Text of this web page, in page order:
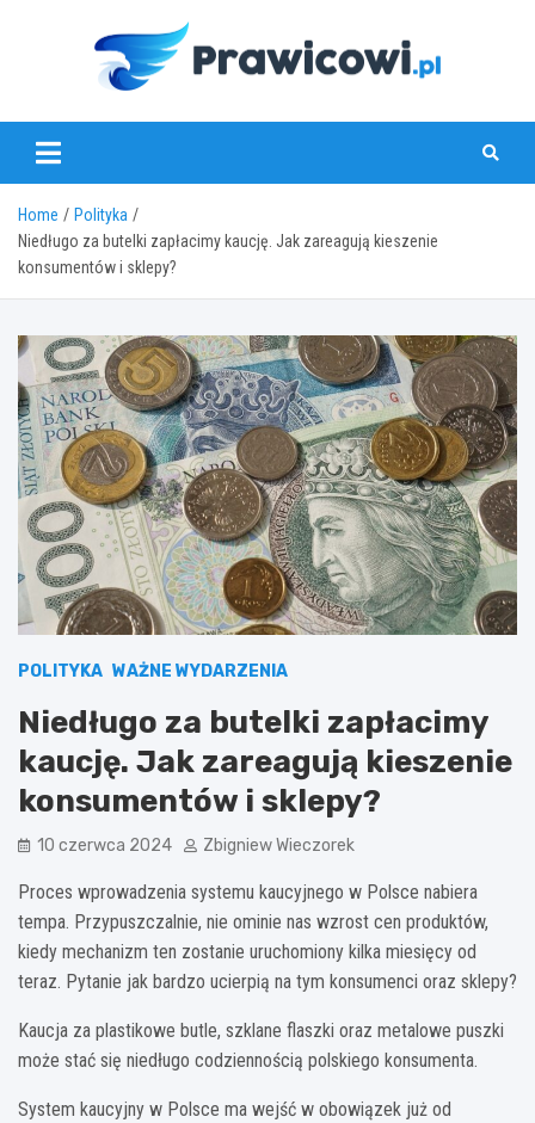
www.prawicowi.pl
Home
Polityka
Niedługo za butelki zapłacimy kaucję. Jak zareagują kieszenie
konsumentów i sklepy?
POLITYKA WAŻNE WYDARZENIA
Niedługo za butelki zapłacimy
kaucję. Jak zareagują kieszenie
konsumentów i sklepy?
10 czerwca 2024 Zbigniew Wieczorek
Proces wprowadzenia systemu kaucyjnego w Polsce nabiera
tempa. Przypuszczalnie, nie ominie nas wzrost cen produktów,
kiedy mechanizm ten zostanie uruchomiony kilka miesięcy od
teraz. Pytanie jak bardzo ucierpią na tym konsumenci oraz sklepy?
Kaucja za plastikowe butle, szklane flaszki oraz metalowe puszki
może stać się niedługo codziennością polskiego konsumenta.
System kaucyjny w Polsce ma wejść w obowiązek już od